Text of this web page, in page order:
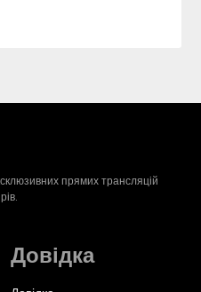
прямих трансляцій
Довідка